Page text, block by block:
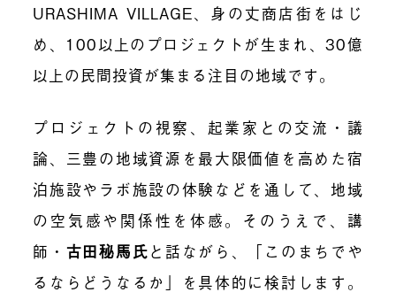
URASHIMA VILLAGE、身の丈商店街をはじ
め、100以上のプロジェクトが生まれ、30億
以上の民間投資が集まる注目の地域です。
プロジェクトの視察、起業家との交流・議
論、三豊の地域資源を最大限価値を高めた宿
泊施設やラボ施設の体験などを通して、地域
の空気感や関係性を体感。そのうえで、講
師・ 古田秘馬氏と話ながら、「このまちでや
るならどうなるか」を具体的に検討します。